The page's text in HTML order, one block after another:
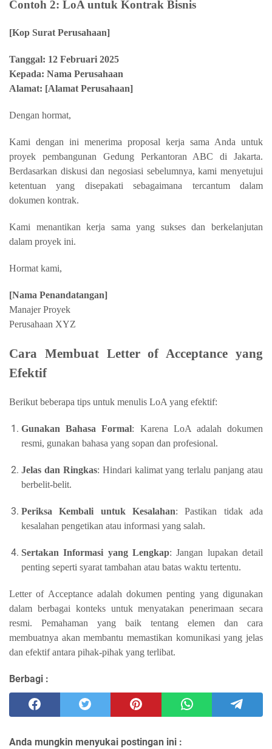
Contoh 2: LoA untuk Kontrak Bisnis
[Kop Surat Perusahaan]
Tanggal: 12 Februari 2025
Kepada: Nama Perusahaan
Alamat: [Alamat Perusahaan]
Dengan hormat,
Kami dengan ini menerima proposal kerja sama Anda untuk
proyek pembangunan Gedung Perkantoran ABC di Jakarta.
Berdasarkan diskusi dan negosiasi sebelumnya, kami menyetujui
ketentuan yang disepakati sebagaimana tercantum dalam
dokumen kontrak.
Kami menantikan kerja sama yang sukses dan berkelanjutan
dalam proyek ini.
Hormat kami,
[Nama Penandatangan]
Manajer Proyek
Perusahaan XYZ
Cara Membuat Letter of Acceptance yang
Efektif
Berikut beberapa tips untuk menulis LoA yang efektif:
Gunakan Bahasa Formal: Karena LoA adalah dokumen
resmi, gunakan bahasa yang sopan dan profesional.
Jelas dan Ringkas: Hindari kalimat yang terlalu panjang atau
berbelit-belit.
Periksa Kembali untuk Kesalahan: Pastikan tidak ada
kesalahan pengetikan atau informasi yang salah.
Sertakan Informasi yang Lengkap: Jangan lupakan detail
penting seperti syarat tambahan atau batas waktu tertentu.
Letter of Acceptance adalah dokumen penting yang digunakan
dalam berbagai konteks untuk menyatakan penerimaan secara
resmi. Pemahaman yang baik tentang elemen dan cara
membuatnya akan membantu memastikan komunikasi yang jelas
dan efektif antara pihak-pihak yang terlibat.
Berbagi :
Anda mungkin menyukai postingan ini :